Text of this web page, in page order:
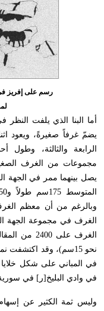
رسم على إفريز في
أما البنا الذي يلفت
يضمّ غرفاً صغيرةً، ويعود
مجموعات من الغرف
يصل بينهما ممر في الجهة
وبالرغم من أن معظم
الغرف في مجموعة الجهة
الغرف على
نحو 15سم)، وقد
في المباني على شكل
في وادي البليخ[ر] في
وليس ثمة الكثير عن